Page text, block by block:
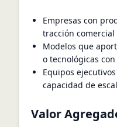
Empresas con
tracción
Modelos que
o tecnológicas
Equipos
capacidad de
Valor